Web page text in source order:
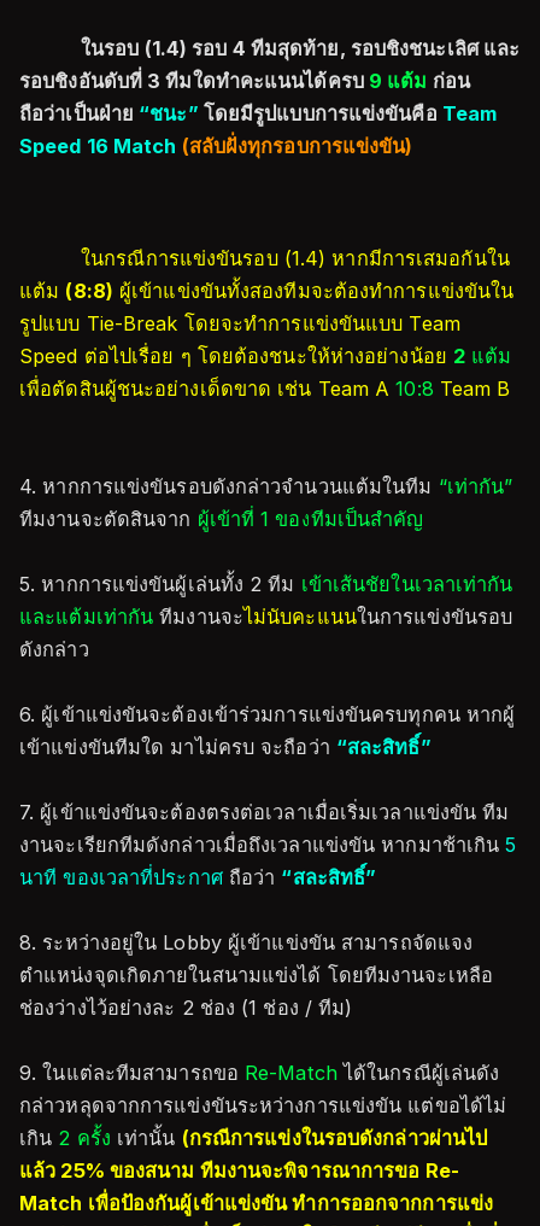
ในรอบ (1.4) รอบ 4 ทีมสุดท้าย, รอบชิงชนะเลิศ และ
รอบชิงอันดับที่ 3 ทีมใดทำคะแนนได้ครบ 9 แต้ม ก่อน
ถือว่าเป็นฝ่าย “ชนะ” โดยมีรูปแบบการแข่งขันคือ Team
Speed 16 Match (สลับฝั่งทุกรอบการแข่งขัน)
ในกรณีการแข่งขันรอบ (1.4) หากมีการเสมอกันใน
แต้ม (8:8) ผู้เข้าแข่งขันทั้งสองทีมจะต้องทำการแข่งขันใน
รูปแบบ Tie-Break โดยจะทำการแข่งขันแบบ Team
Speed ต่อไปเรื่อย ๆ โดยต้องชนะให้ห่างอย่างน้อย 2 แต้ม
เพื่อตัดสินผู้ชนะอย่างเด็ดขาด เช่น Team A10:8 Team B
4. หากการแข่งขันรอบดังกล่าวจำนวนแต้มในทีม “เท่ากัน”
ทีมงานจะตัดสินจาก ผู้เข้าที่ 1 ของทีมเป็นสำคัญ
5. หากการแข่งขันผู้เล่นทั้ง 2 ทีม เข้าเส้นชัยในเวลาเท่ากัน
และแต้มเท่ากันทีมงานจะไม่นับคะแนนในการแข่งขันรอบ
ดังกล่าว
6. ผู้เข้าแข่งขันจะต้องเข้าร่วมการแข่งขันครบทุกคน หากผู้
เข้าแข่งขันทีมใด มาไม่ครบ จะถือว่า “สละสิทธิ์”
7. ผู้เข้าแข่งขันจะต้องตรงต่อเวลาเมื่อเริ่มเวลาแข่งขัน ทีม
งานจะเรียกทีมดังกล่าวเมื่อถึงเวลาแข่งขัน หากมาช้าเกิน5
นาที ของเวลาที่ประกาศถือว่า “สละสิทธิ์”
8. ระหว่างอยู่ใน Lobby ผู้เข้าแข่งขัน สามารถจัดแจง
ตำแหน่งจุดเกิดภายในสนามแข่งได้ โดยทีมงานจะเหลือ
ช่องว่างไว้อย่างละ 2 ช่อง (1 ช่อง / ทีม)
9. ในแต่ละทีมสามารถขอ Re-Matchได้ในกรณีผู้เล่นดัง
กล่าวหลุดจากการแข่งขันระหว่างการแข่งขัน แต่ขอได้ไม่
เกิน 2 ครั้ง เท่านั้น (กรณีการแข่งในรอบดังกล่าวผ่านไป
แล้ว 25% ของสนาม ทีมงานจะพิจารณาการขอ Re-
Match เพื่อป้องกันผู้เข้าแข่งขัน ทำการออกจากการแข่ง